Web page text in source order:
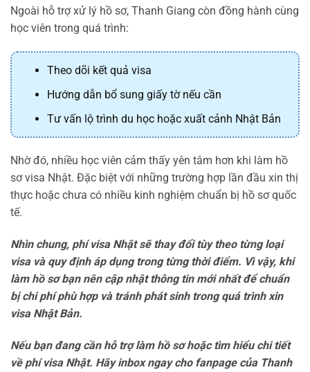
Ngoài hỗ trợ xử lý hồ sơ, Thanh Giang còn đồng hành cùng
học viên trong quá trình:
Theo dõi kết quả visa
Hướng dẫn bổ sung giấy tờ nếu cần
Tư vấn lộ trình du học hoặc xuất cảnh Nhật Bản
Nhờ đó, nhiều học viên cảm thấy yên tâm hơn khi làm hồ
sơ visa Nhật. Đặc biệt với những trường hợp lần đầu xin thị
thực hoặc chưa có nhiều kinh nghiệm chuẩn bị hồ sơ quốc
tế.
Nhìn chung, phí visa Nhật sẽ thay đổi tùy theo từng loại
visa và quy định áp dụng trong từng thời điểm. Vì vậy, khi
làm hồ sơ bạn nên cập nhật thông tin mới nhất để chuẩn
bị chi phí phù hợp và tránh phát sinh trong quá trình xin
visa Nhật Bản.
Nếu bạn đang cần hỗ trợ làm hồ sơ hoặc tìm hiểu chi tiết
về phí visa Nhật. Hãy inbox ngay cho fanpage của Thanh